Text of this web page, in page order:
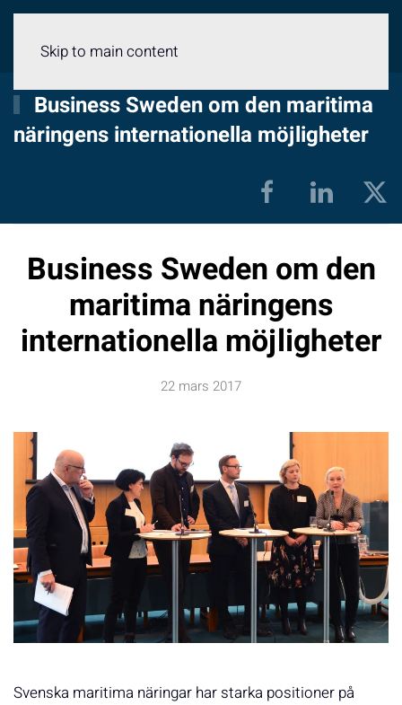
Skip to main content
Business Sweden om den maritima
näringens internationella möjligheter
Business Sweden om den
maritima näringens
internationella möjligheter
22 mars 2017
Svenska maritima näringar har starka positioner på